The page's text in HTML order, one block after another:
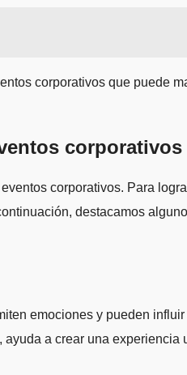
corporativos que puede
corporativos
corporativos. Para
destacamos
emociones y pueden
a crear una experiencia